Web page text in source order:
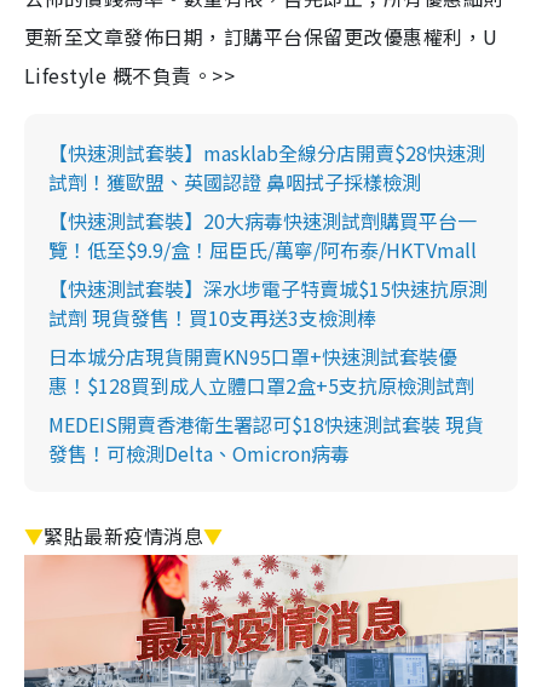
更新至文章發佈日期，訂購平台保留更改優惠權利，U
Lifestyle 概不負責。>>
【快速測試套裝】masklab全線分店開賣$28快速測
試劑！獲歐盟、英國認證 鼻咽拭子採樣檢測
【快速測試套裝】20大病毒快速測試劑購買平台一
覽！低至$9.9/盒！屈臣氏/萬寧/阿布泰/HKTVmall
【快速測試套裝】深水埗電子特賣城$15快速抗原測
試劑 現貨發售！買10支再送3支檢測棒
日本城分店現貨開賣KN95口罩+快速測試套裝優
惠！$128買到成人立體口罩2盒+5支抗原檢測試劑
MEDEIS開賣香港衛生署認可$18快速測試套裝 現貨
發售！可檢測Delta、Omicron病毒
▼緊貼最新疫情消息▼